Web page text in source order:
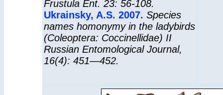
Frustula Ent. 23: 56-108.
Ukrainsky, A.S. 2007. Species
names homonymy in the ladybirds
(Coleoptera: Coccinellidae) II
Russian Entomological Journal,
16(4): 451—452.